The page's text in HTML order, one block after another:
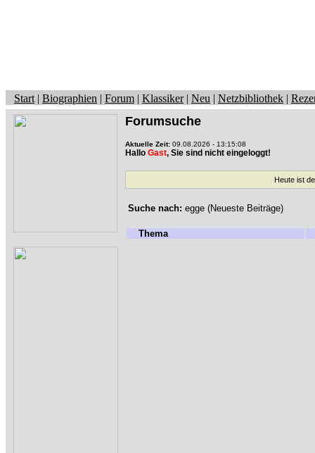
Start | Biographien | Forum | Klassiker| Neu | Netzbibliothek |
Forumsuche
Aktuelle Zeit: 09.08.2026 - 13:15:08
Hallo Gast, Sie sind nicht eingeloggt!
Heute ist
Suche nach: egge (Neueste Beiträge)
Thema